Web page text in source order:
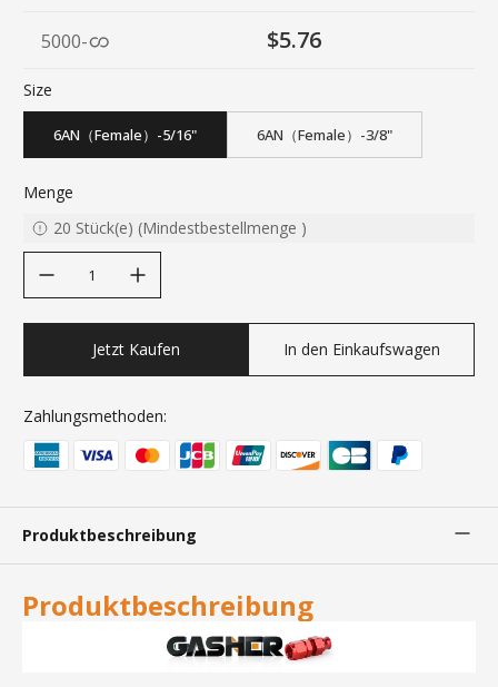
5000- $5.76
Size
6AN（Female）-5/16" 6AN（Female）-3/8"
Menge
20 Stück(e) (Mindestbestellmenge )
Jetzt Kaufen In den Einkaufswagen
Zahlungsmethoden:
Produktbeschreibung
Produktbeschreibung